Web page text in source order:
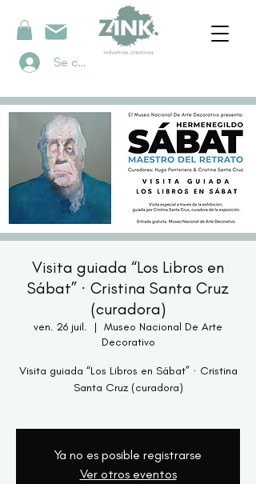
Se connecter
Visita guiada “Los Libros en
Sábat” · Cristina Santa Cruz
(curadora)
ven. 26 juil.
  |
Museo Nacional De Arte
Decorativo
Visita guiada “Los Libros en Sábat” · Cristina
Santa Cruz (curadora)
Ya no es posible registrarse
Ver otros eventos